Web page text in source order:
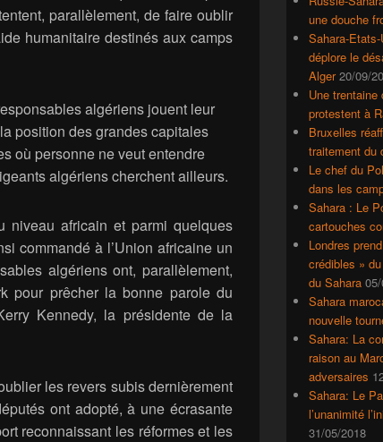
parallèlement, de faire oublir
humanitaire destinés aux camps
algériens jouent leur
position des grandes capitales
où personne ne veut entendre
algériens cherchent ailleurs.
niveau africain et parmi quelques
commandé à l’Union africaine un
algériens ont, parallèlement,
pour prêcher la bonne parole du
Kennedy, la présidente de la
les revers subis dernièrement
ont adopté, à une écrasante
reconnaissant les réformes et les
une douche
Sahara-
déplore le
Alger 20/09/
Une trentaine
protestent à
Bruxelles
traitement du
Le chef du
dans les
Sahara : Le
cartouches
Londres
crédibles »
du Sahara
Sahara
nouvelle
Sahara: La
raison au
adversaires
Sahara: Le
l’unanimité
31/05/2018